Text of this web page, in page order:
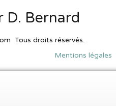
D. Bernard
Tous droits réservés.
Mentions légales